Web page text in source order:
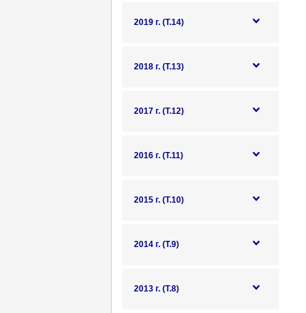
2019 г. (Т.14)
2018 г. (Т.13)
2017 г. (Т.12)
2016 г. (Т.11)
2015 г. (Т.10)
2014 г. (Т.9)
2013 г. (Т.8)